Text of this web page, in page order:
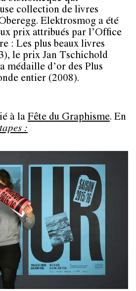
collection de livres
Elektrosmog a été
prix attribués par l’Office
: Les plus beaux livres
le prix Jan Tschichold
médaille d’or des Plus
entier (2008).
à la Fête du Graphisme. En
: